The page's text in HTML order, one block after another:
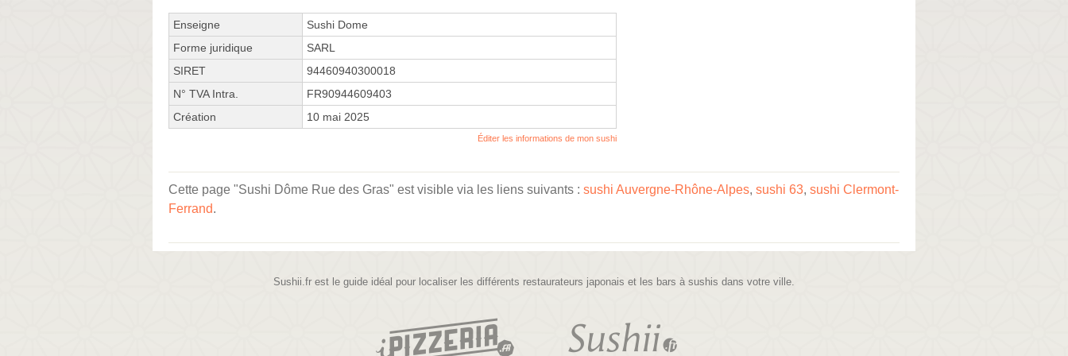
Enseigne
Sushi Dome
Forme juridique
SARL
SIRET
94460940300018
N° TVA Intra.
FR90944609403
Création
10 mai 2025
Éditer les informations de mon sushi
Cette page "Sushi Dôme Rue des Gras" est visible via les liens suivants : sushi Auvergne-Rhône-Alpes, sushi 63, sushi Clermont-
Ferrand.
Sushii.fr est le guide idéal pour localiser les différents restaurateurs japonais et les bars à sushis dans votre ville.